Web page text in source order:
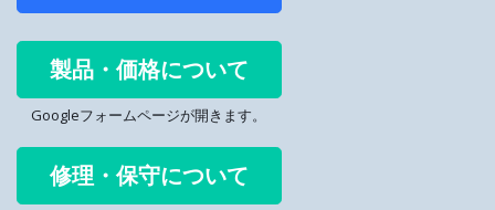
製品・価格について
Googleフォームページが開きます。
修理・保守について